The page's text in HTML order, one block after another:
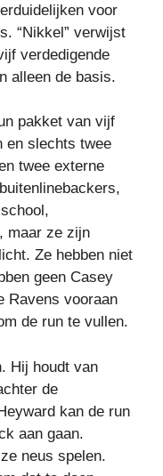
voor
“Nikkel” verwijst
verdedigende
alleen de basis.
pakket van vijf
en slechts twee
twee externe
maar ze zijn
Ze hebben niet
geen Casey
Ravens vooraan
de run te vullen.
Hij houdt van
de
kan de run
aan gaan.
neus spelen.